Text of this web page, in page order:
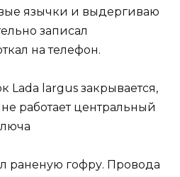
язычки и выдергиваю
записал
на телефон.
раненую гофру. Провода